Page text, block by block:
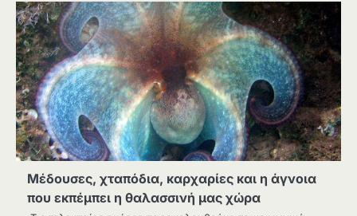
Μέδουσες, χταπόδια, καρχαρίες και η άγνοια
που εκπέμπει η θαλασσινή μας χώρα